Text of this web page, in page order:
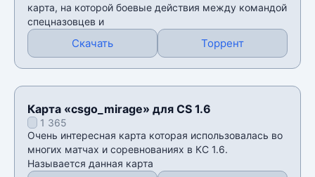
карта, на которой боевые действия между командой
спецназовцев и
Скачать Торрент
Карта «csgo_mirage» для CS 1.6
1 365
Очень интересная карта которая использовалась во
многих матчах и соревнованиях в КС 1.6.
Называется данная карта